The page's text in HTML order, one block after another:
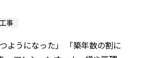
事
ようになった」 「築年数の割に